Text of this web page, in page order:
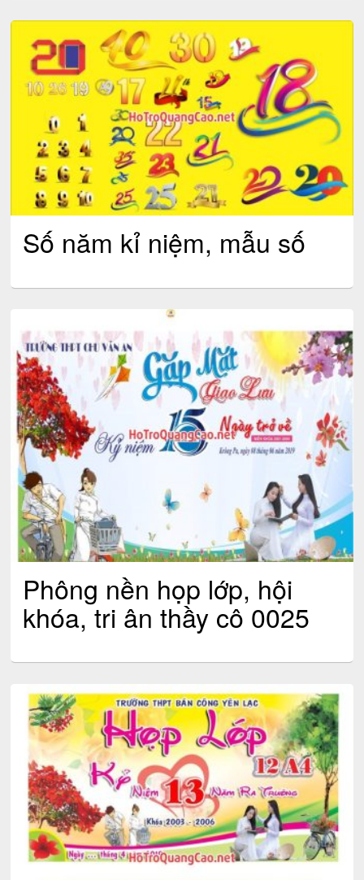
Số năm kỉ niệm, mẫu số
Phông nền họp lớp, hội
khóa, tri ân thầy cô 0025